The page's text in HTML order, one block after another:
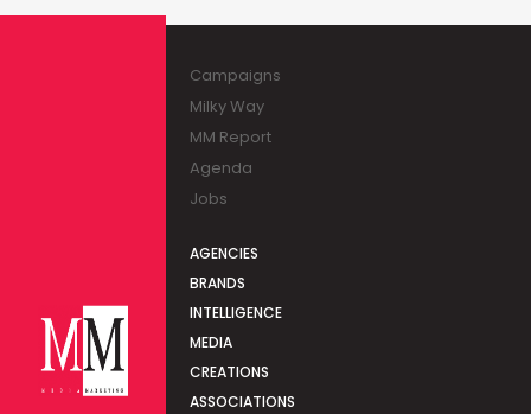
Campaigns
Milky Way
MM Report
Agenda
Jobs
AGENCIES
BRANDS
INTELLIGENCE
MEDIA
CREATIONS
ASSOCIATIONS